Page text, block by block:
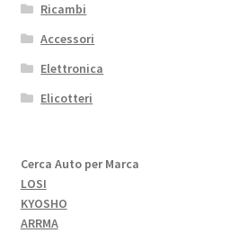
Ricambi
Accessori
Elettronica
Elicotteri
Cerca Auto per Marca
LOSI
KYOSHO
ARRMA